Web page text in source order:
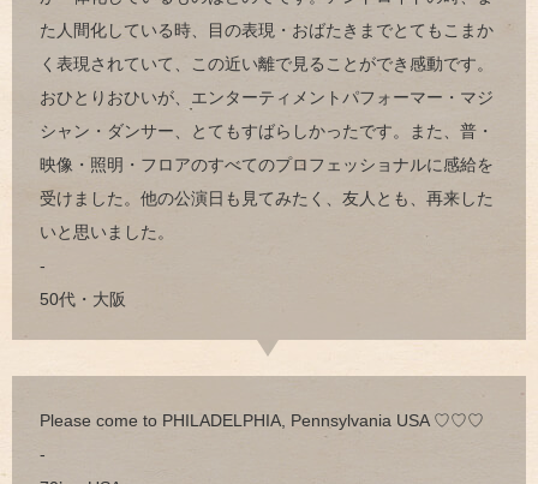
た人間化している時、目の表現・おばたきまでとてもこまか
く表現されていて、この近い離で見ることができ感動です。
おひとりおひいが、エンターティメントパフォーマー・マジ
シャン・ダンサー、とてもすばらしかったです。また、普・
映像・照明・フロアのすべてのプロフェッショナルに感給を
受けました。他の公演日も見てみたく、友人とも、再来した
いと思いました。
-
50代・大阪
Please come to PHILADELPHIA, Pennsylvania USA ♡♡♡
-